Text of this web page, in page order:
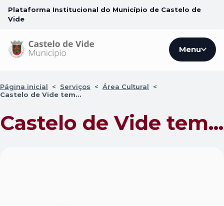
Plataforma Institucional do Município de Castelo de
Vide
Menu
Página inicial < Serviços < Área Cultural <
Castelo de Vide tem...
Castelo de Vide tem...